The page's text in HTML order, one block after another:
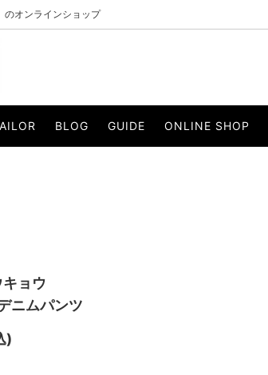
のオンラインショップ
ァベ
WHEELROBE/ウィールローブ
ン
Gypsy&sons/ジプシー＆サンズ
OPULENCE/オーピュレンス
カットソー・Tシャツ
BLOG GUIDE ONLINE SHOP
ョウ
ニムパンツ
)